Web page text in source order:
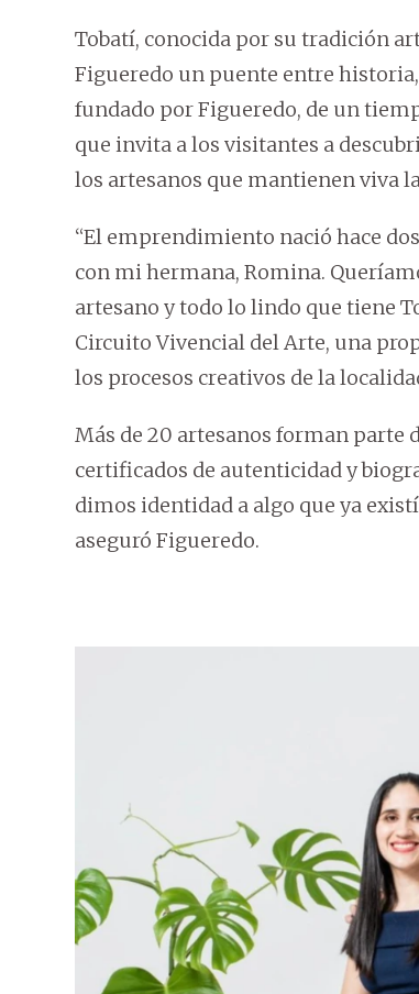
Tobatí, conocida por su tradición
Figueredo un puente entre
fundado por Figueredo, de un
que invita a los visitantes a
los artesanos que mantienen viva
“El emprendimiento nació hace
con mi hermana, Romina.
artesano y todo lo lindo que tiene
Circuito Vivencial del Arte, una
los procesos creativos de la
Más de 20 artesanos forman parte
certificados de autenticidad y
dimos identidad a algo que ya
aseguró Figueredo.